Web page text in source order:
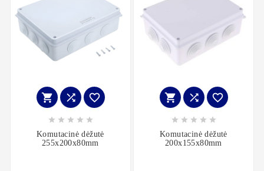
  
    
Komutacinė dėžutė
255x200x80mm
  
    
Komutacinė dėžutė
200x155x80mm